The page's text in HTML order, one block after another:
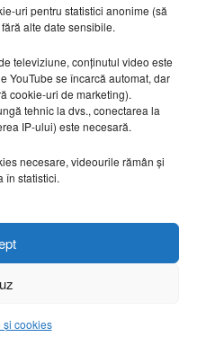
uri pentru statistici anonime (să
alte date sensibile.
televiziune, conținutul video este
YouTube se încarcă automat, dar
cookie-uri de marketing).
tehnic la dvs., conectarea la
IP-ului) este necesară.
necesare, videourile rămân și
în statistici.
cookies
64
DESIGN
43
moderne
care